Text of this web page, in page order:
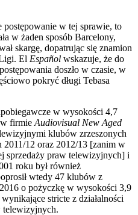
w tej sprawie, to
w żaden sposób Barcelony,
skargę, dopatrując się znamion
El Español wskazuje, że do
doszło w czasie, w
pokryć długi Tebasa
w wysokości 4,7
firmie Audiovisual New Aged
klubów zrzeszonych
12 oraz 2012/13 [zanim w
sprzedaży praw telewizyjnych] i
roku był również
wtedy 47 klubów z
o pożyczkę w wysokości 3,9
stricte z działalności
telewizyjnych.